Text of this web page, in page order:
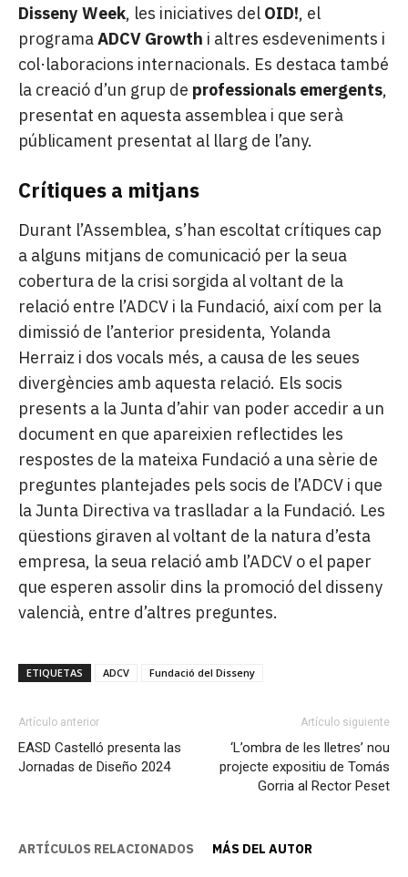
Disseny Week, les iniciatives del OID!, el
programaADCV Growth i altres esdeveniments i
col·laboracions internacionals. Es destaca també
la creació d’un grup de professionals emergents,
presentat en aquesta assemblea i que serà
públicament presentat al llarg de l’any.
Crítiques a mitjans
Durant l’Assemblea, s’han escoltat crítiques cap
a alguns mitjans de comunicació per la seua
cobertura de la crisi sorgida al voltant de la
relació entre l’ADCV i la Fundació, així com per la
dimissió de l’anterior presidenta, Yolanda
Herraiz i dos vocals més, a causa de les seues
divergències amb aquesta relació. Els socis
presents a la Junta d’ahir van poder accedir a un
document en que apareixien reflectides les
respostes de la mateixa Fundació a una sèrie de
preguntes plantejades pels socis de l’ADCV i que
la Junta Directiva va traslladar a la Fundació. Les
qüestions giraven al voltant de la natura d’esta
empresa, la seua relació amb l’ADCV o el paper
que esperen assolir dins la promoció del disseny
valencià, entre d’altres preguntes.
ETIQUETAS ADCV Fundació del Disseny
Artículo anterior
EASD Castelló presenta las
Jornadas de Diseño 2024
Artículo siguiente
‘L’ombra de les lletres’ nou
projecte expositiu de Tomás
Gorria al Rector Peset
ARTÍCULOS RELACIONADOS MÁS DEL AUTOR